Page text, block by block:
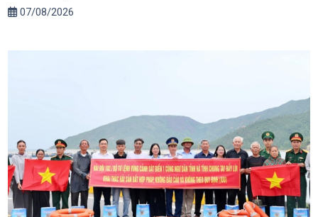
07/08/2026